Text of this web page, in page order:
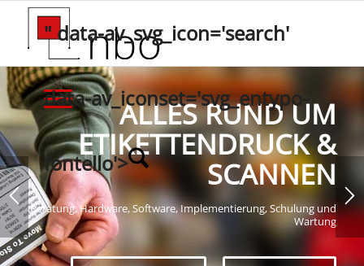
" data-av_svg_icon='search'
data-av_iconset='svg_entypo-
fontello'>
ALLES RUND UM
ETIKETTENDRUCK &
SCANNEN
Beratung, Hardware, Software, Implementierung, Schulung und
Wartung